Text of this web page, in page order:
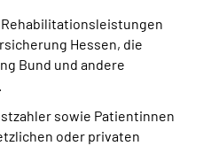
Hessen, die
Bund und andere
sowie Patientinnen
oder privaten